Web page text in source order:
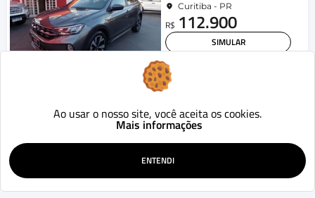
Curitiba - PR
R$ 112.900
SIMULAR
Citroën
2017 78.500km Aut.
Curitiba - PR
49.900
WHATSAPP
Ao usar o nosso site, você aceita os cookies.
Mais informações
ENTENDI